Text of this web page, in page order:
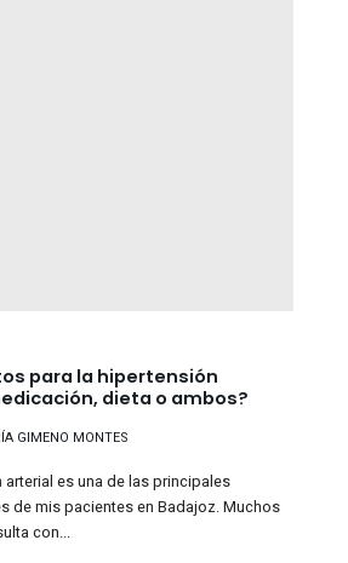
para la hipertensión
dieta o ambos?
GIMENO MONTES
arterial es una de las principales
de mis pacientes en Badajoz. Muchos
con...